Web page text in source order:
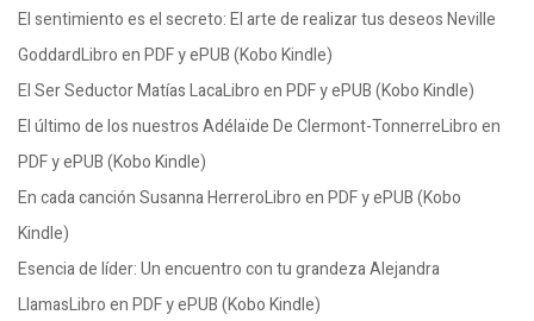
El sentimiento es el secreto: El arte de realizar tus deseos Neville
GoddardLibro en PDF y ePUB (Kobo Kindle)
El Ser Seductor Matías LacaLibro en PDF y ePUB (Kobo Kindle)
El último de los nuestros Adélaïde De Clermont-TonnerreLibro en
PDF y ePUB (Kobo Kindle)
En cada canción Susanna HerreroLibro en PDF y ePUB (Kobo
Kindle)
Esencia de líder: Un encuentro con tu grandeza Alejandra
LlamasLibro en PDF y ePUB (Kobo Kindle)